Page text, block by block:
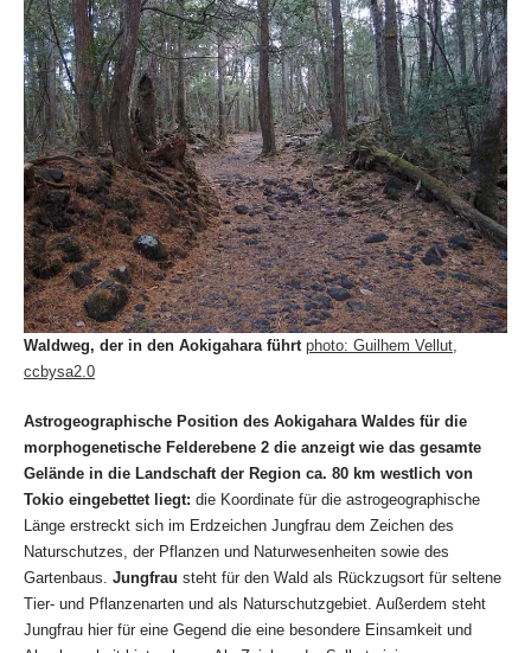
Waldweg, der in den Aokigahara führt photo: Guilhem Vellut,
ccbysa2.0
Astrogeographische Position des Aokigahara Waldes für die
morphogenetische Felderebene 2 die anzeigt wie das gesamte
Gelände in die Landschaft der Region ca. 80 km westlich von
Tokio eingebettet liegt: die Koordinate für die astrogeographische
Länge erstreckt sich im Erdzeichen Jungfrau dem Zeichen des
Naturschutzes, der Pflanzen und Naturwesenheiten sowie des
Gartenbaus. Jungfrau steht für den Wald als Rückzugsort für seltene
Tier- und Pflanzenarten und als Naturschutzgebiet. Außerdem steht
Jungfrau hier für eine Gegend die eine besondere Einsamkeit und